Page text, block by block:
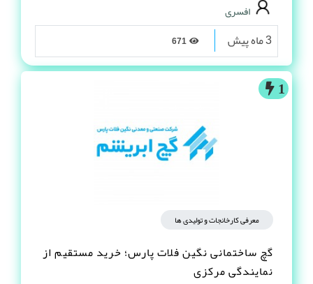
افسری
3 ماه پیش
1
معرفی کارخانجات و تولیدی ها
گچ ساختمانی نگین فلات پارس؛ خرید مستقیم از
نمایندگی مرکزی